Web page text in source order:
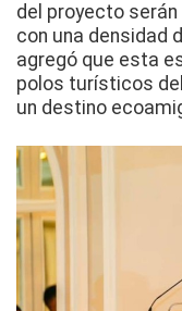
del proyecto
con una densidad
agregó que esta
polos turísticos
un destino